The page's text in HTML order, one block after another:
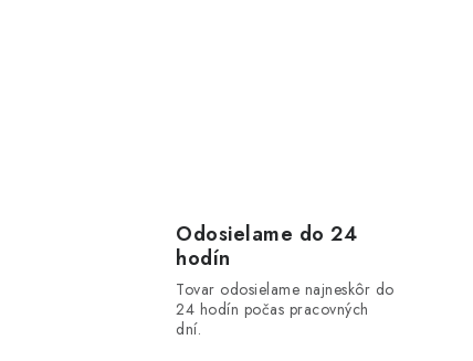
Odosielame do 24
hodín
Tovar odosielame najneskôr do
24 hodín počas pracovných
dní.